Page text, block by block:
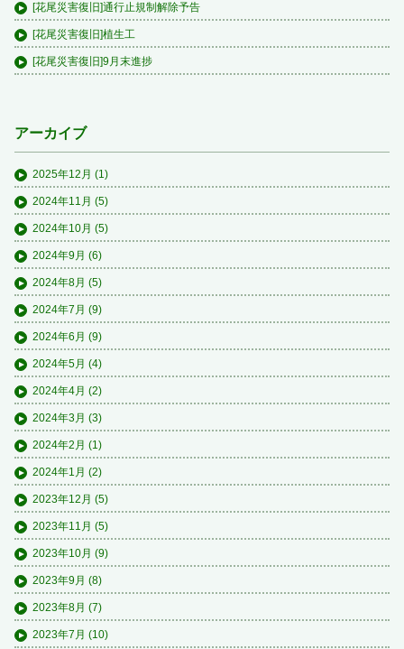
[花尾災害復旧]通行止規制解除予告
[花尾災害復旧]植生工
[花尾災害復旧]9月末進捗
アーカイブ
2025年12月 (1)
2024年11月 (5)
2024年10月 (5)
2024年9月 (6)
2024年8月 (5)
2024年7月 (9)
2024年6月 (9)
2024年5月 (4)
2024年4月 (2)
2024年3月 (3)
2024年2月 (1)
2024年1月 (2)
2023年12月 (5)
2023年11月 (5)
2023年10月 (9)
2023年9月 (8)
2023年8月 (7)
2023年7月 (10)